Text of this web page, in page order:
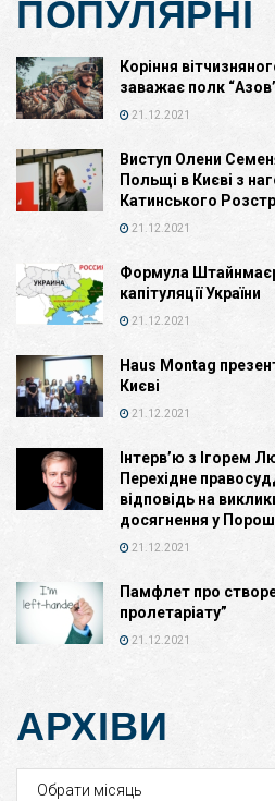
ПОПУЛЯРНІ
Коріння
заважає полк
21.12.2021
Виступ Олени
Польщі в Києві з
Катинського
21.12.2021
Формула
капітуляції України
21.12.2021
Haus Montag
Києві
21.12.2021
Інтерв’ю з Ігорем
Перехідне
відповідь на
досягнення у
21.12.2021
Памфлет про
пролетаріату”
21.12.2021
АРХІВИ
Архіви